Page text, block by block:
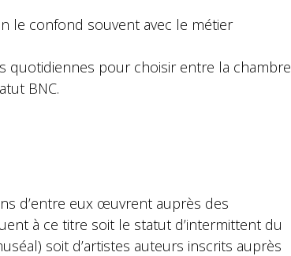
le confond souvent avec le métier
quotidiennes pour choisir entre la chambre
BNC.
d’entre eux œuvrent auprès des
à ce titre soit le statut d’intermittent du
soit d’artistes auteurs inscrits auprès